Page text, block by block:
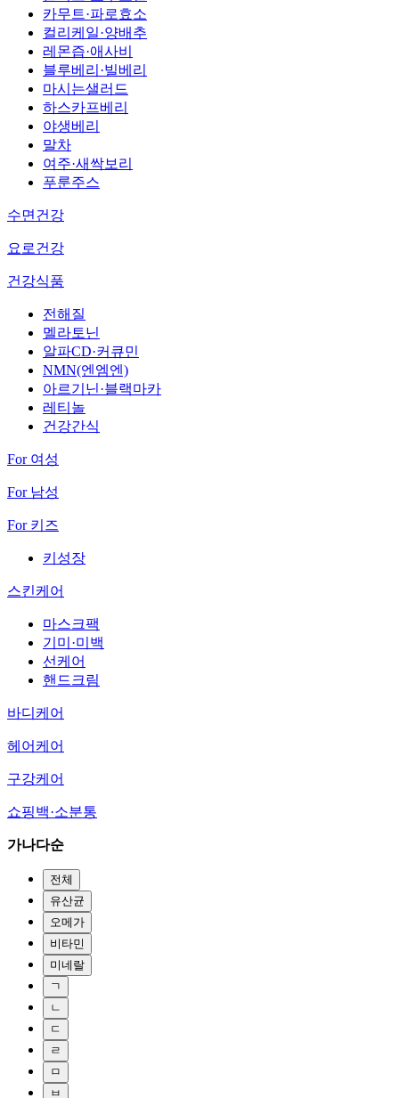
카무트·파로효소
컬리케일·양배추
레몬즙·애사비
블루베리·빌베리
마시는샐러드
하스카프베리
야생베리
말차
여주·새싹보리
푸룬주스
수면건강
요로건강
건강식품
전해질
멜라토닌
알파CD·커큐민
NMN(엔엠엔)
아르기닌·블랙마카
레티놀
건강간식
For 여성
For 남성
For 키즈
키성장
스킨케어
마스크팩
기미·미백
선케어
핸드크림
바디케어
헤어케어
구강케어
쇼핑백·소분통
가나다순
전체
유산균
오메가
비타민
미네랄
ㄱ
ㄴ
ㄷ
ㄹ
ㅁ
ㅂ